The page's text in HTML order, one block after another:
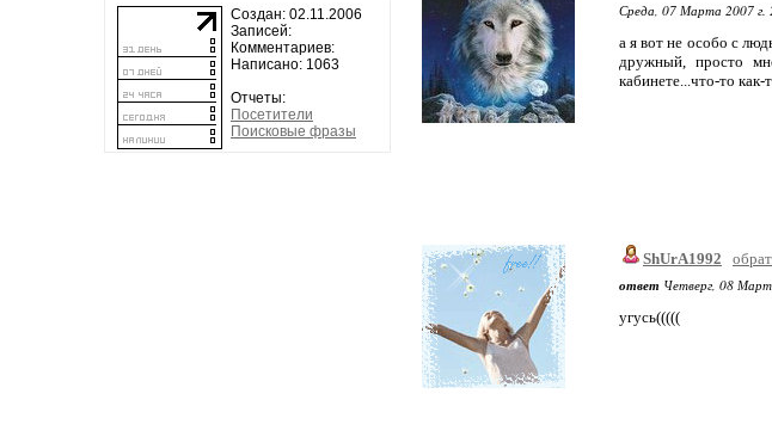
Создан: 02.11.2006
Записей:
Комментариев:
Написано: 1063
Отчеты:
Посетители
Поисковые фразы
Среда, 07 Марта 2007 г.
а я вот не особо с
дружный, просто
кабинете...что-то как-
ShUrA1992
ответ Четверг, 08
угусь(((((